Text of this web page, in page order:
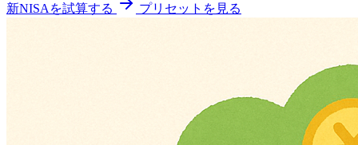
新NISAを試算する プリセットを見る